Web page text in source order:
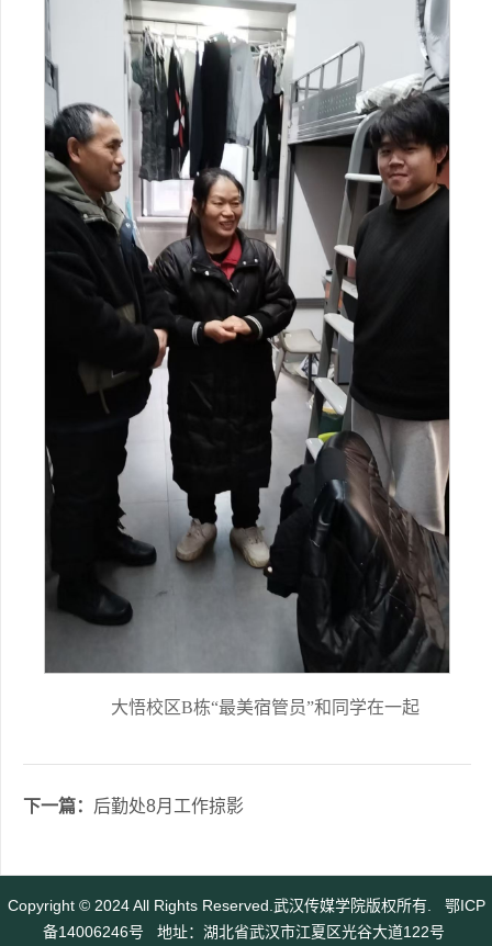
大悟校区B栋“最美宿管员”和同学在一起
下一篇： 后勤处8月工作掠影
Copyright © 2024 All Rights Reserved.武汉传媒学院版权所有. 鄂ICP
备14006246号 地址：湖北省武汉市江夏区光谷大道122号